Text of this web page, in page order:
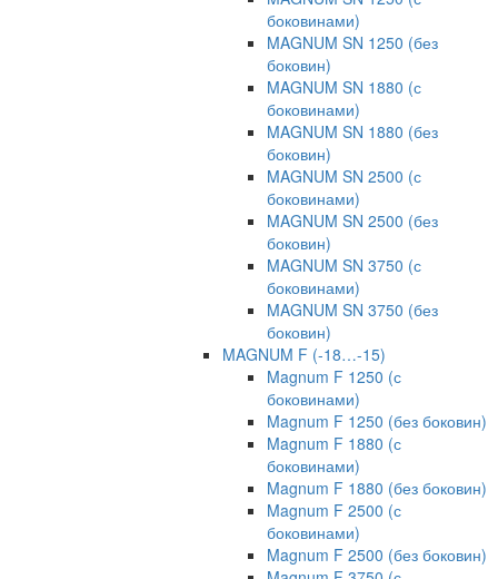
боковинами)
MAGNUM SN 1250 (без
боковин)
MAGNUM SN 1880 (с
боковинами)
MAGNUM SN 1880 (без
боковин)
MAGNUM SN 2500 (с
боковинами)
MAGNUM SN 2500 (без
боковин)
MAGNUM SN 3750 (с
боковинами)
MAGNUM SN 3750 (без
боковин)
MAGNUM F (-18…-15)
Magnum F 1250 (с
боковинами)
Magnum F 1250 (без боковин)
Magnum F 1880 (с
боковинами)
Magnum F 1880 (без боковин)
Magnum F 2500 (с
боковинами)
Magnum F 2500 (без боковин)